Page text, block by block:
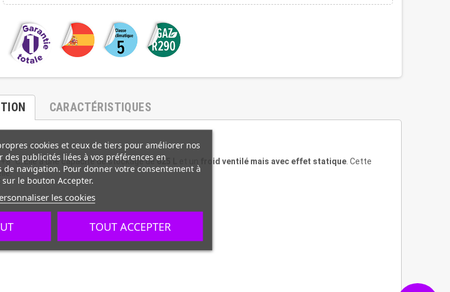
CARACTÉRISTIQUES
C. Elle a une capacité de stockage de625 L froid ventilé mais avec effet statique. Cette
cookies et ceux de tiers pour améliorer nos
des publicités liées à vos préférences en
de navigation. Pour donner votre consentement à
le bouton Accepter.
les cookies
TOUT ACCEPTER